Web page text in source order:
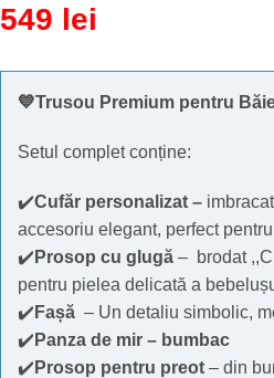
549 lei
💙Trusou Premium pentru
Setul complet conține:
✔️Cufăr personalizat –
accesoriu elegant, perfect
✔️ Prosop cu glugă – brodat
pentru pielea delicată a
✔️ Fașă – Un detaliu simbolic,
✔️ Panza de mir – bumbac
✔️ Prosop pentru preot – din